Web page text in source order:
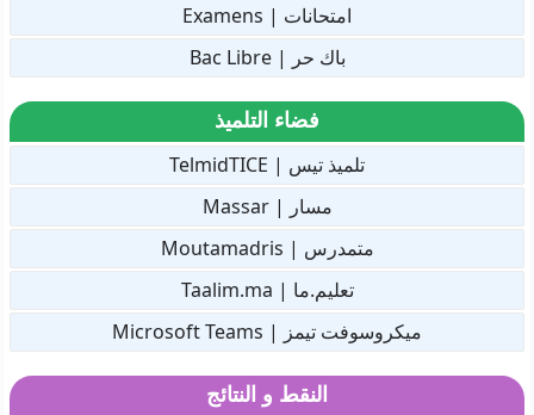
امتحانات | Examens
باك حر | Bac Libre
فضاء التلميذ
تلميذ تيس | TelmidTICE
مسار | Massar
متمدرس | Moutamadris
تعليم.ما | Taalim.ma
ميكروسوفت تيمز | Microsoft Teams
النقط و النتائج